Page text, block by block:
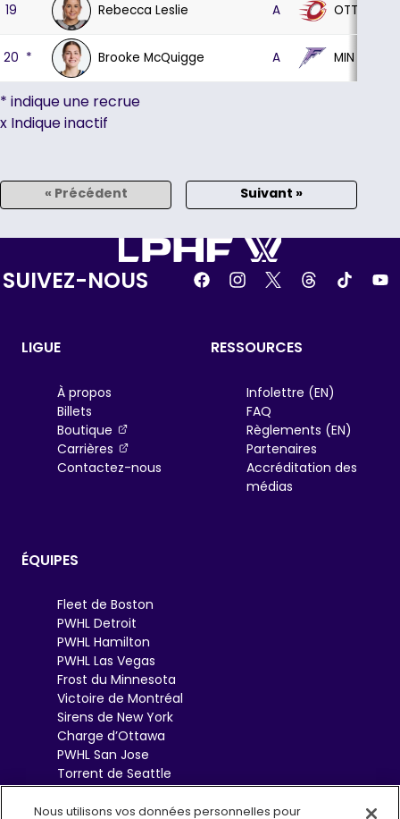
19 Rebecca Leslie A OTT
20 * Brooke McQuigge A MIN
* indique une recrue
x Indique inactif
« Précédent Suivant »
SUIVEZ-NOUS
LIGUE
À propos
Billets
Boutique
, opens in a new tab
Carrières
, opens in a new tab
Contactez-nous
RESSOURCES
Infolettre (EN)
FAQ
Règlements (EN)
Partenaires
Accréditation des
médias
ÉQUIPES
Fleet de Boston
PWHL Detroit
PWHL Hamilton
PWHL Las Vegas
Frost du Minnesota
Victoire de Montréal
Sirens de New York
Charge d’Ottawa
PWHL San Jose
Torrent de Seattle
Sceptres de Toronto
Goldeneyes de
Nous utilisons vos données personnelles pour